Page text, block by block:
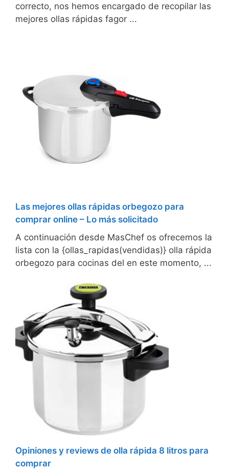
correcto, nos hemos encargado de recopilar las
mejores ollas rápidas fagor ...
Las mejores ollas rápidas orbegozo para
comprar online – Lo más solicitado
A continuación desde MasChef os ofrecemos la
lista con la {ollas_rapidas(vendidas)} olla rápida
orbegozo para cocinas del en este momento, ...
Opiniones y reviews de olla rápida 8 litros para
comprar